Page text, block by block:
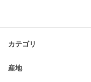
カテゴリ
産地